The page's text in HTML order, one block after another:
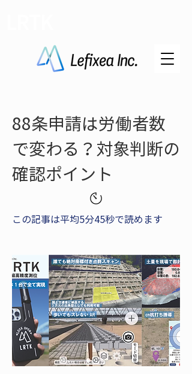
88条申請は労働者数
で変わる？対象判断の
確認ポイント
この記事は平均5分45秒で読めます